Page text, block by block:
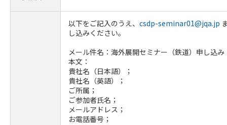
以下をご記入のうえ、 csdp-seminar01@jqa.jp
し込みください。
メール件名：海外展開セミナー（鉄道）申し込み
本文：
貴社名（日本語）；
貴社名（英語）；
ご所属；
ご参加者氏名；
メールアドレス；
お電話番号；